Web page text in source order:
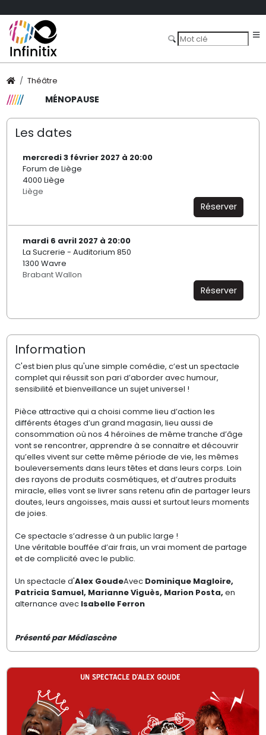
Théâtre
MÉNOPAUSE
Les dates
mercredi 3 février 2027 à 20:00
Forum de Liège
4000 Liège
Liège
Réserver
mardi 6 avril 2027 à 20:00
La Sucrerie - Auditorium 850
1300 Wavre
Brabant Wallon
Réserver
Information
C'est bien plus qu'une simple comédie, c’est un spectacle
complet qui réussit son pari d’aborder avec humour,
sensibilité et bienveillance un sujet universel !
Pièce attractive qui a choisi comme lieu d’action les
différents étages d’un grand magasin, lieu aussi de
consommation où nos 4 héroïnes de même tranche d’âge
vont se rencontrer, apprendre à se connaitre et découvrir
qu’elles vivent sur cette même période de vie, les mêmes
bouleversements dans leurs têtes et dans leurs corps. Loin
des rayons de produits cosmétiques, et d’autres produits
miracle, elles vont se livrer sans retenu afin de partager leurs
doutes, leurs angoisses, mais aussi et surtout leurs moments
de joies.
Ce spectacle s’adresse à un public large !
Une véritable bouffée d’air frais, un vrai moment de partage
et de complicité avec le public.
Un spectacle d'Alex GoudeAvec Dominique Magloire,
Patricia Samuel, Marianne Viguès, Marion Posta, en
alternance avec Isabelle Ferron
Présenté par Médiascène